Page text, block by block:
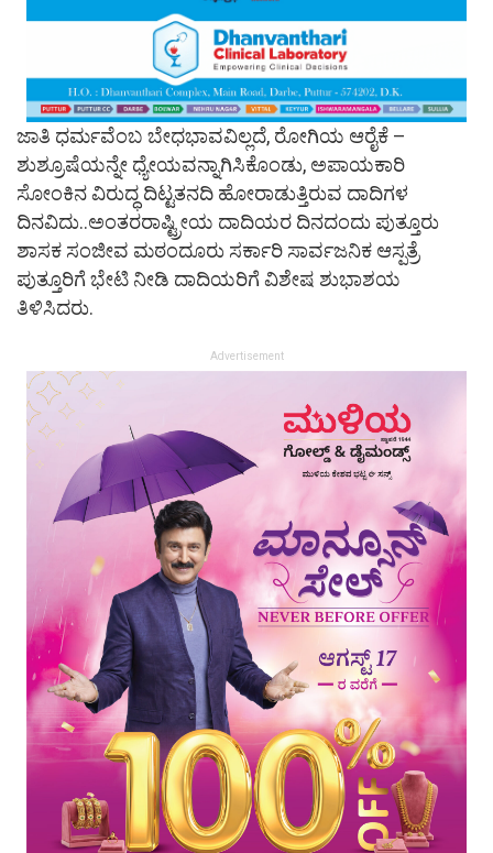
ಜಾತಿ ಧರ್ಮವೆಂಬ ಬೇಧಭಾವವಿಲ್ಲದೆ, ರೋಗಿಯ ಆರೈಕೆ –
ಶುಶ್ರೂಷೆಯನ್ನೇ ಧ್ಯೇಯವನ್ನಾಗಿಸಿಕೊಂಡು, ಅಪಾಯಕಾರಿ
ಸೋಂಕಿನ ವಿರುದ್ಧ ದಿಟ್ಟತನದಿ ಹೋರಾಡುತ್ತಿರುವ ದಾದಿಗಳ
ದಿನವಿದು..ಅಂತರರಾಷ್ಟ್ರೀಯ ದಾದಿಯರ ದಿನದಂದು ಪುತ್ತೂರು
ಶಾಸಕ ಸಂಜೀವ ಮಠಂದೂರು ಸರ್ಕಾರಿ ಸಾರ್ವಜನಿಕ ಆಸ್ಪತ್ರೆ
ಪುತ್ತೂರಿಗೆ ಭೇಟಿ ನೀಡಿ ದಾದಿಯರಿಗೆ ವಿಶೇಷ ಶುಭಾಶಯ
ತಿಳಿಸಿದರು.
Advertisement